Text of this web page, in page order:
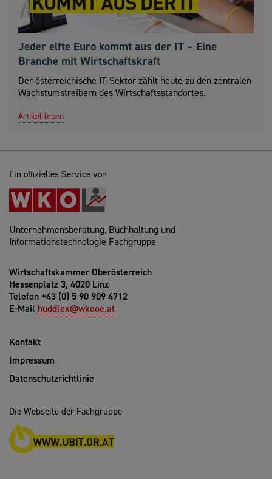
Jeder elfte Euro kommt aus der IT – Eine
Branche mit Wirtschaftskraft
Der österreichische IT-Sektor zählt heute zu den zentralen
Wachstumstreibern des Wirtschaftsstandortes.
Artikel lesen
Ein offizielles Service von
Unternehmensberatung, Buchhaltung und
Informationstechnologie Fachgruppe
Wirtschaftskammer Oberösterreich
Hessenplatz 3, 4020 Linz
Telefon +43 (0) 5 90 909 4712
E-Mail huddlex@wkooe.at
Kontakt
Impressum
Datenschutzrichtlinie
Die Webseite der Fachgruppe